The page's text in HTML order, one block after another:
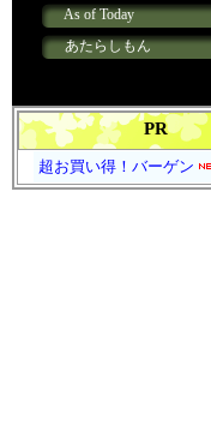
PR
超お買い得！バーゲン